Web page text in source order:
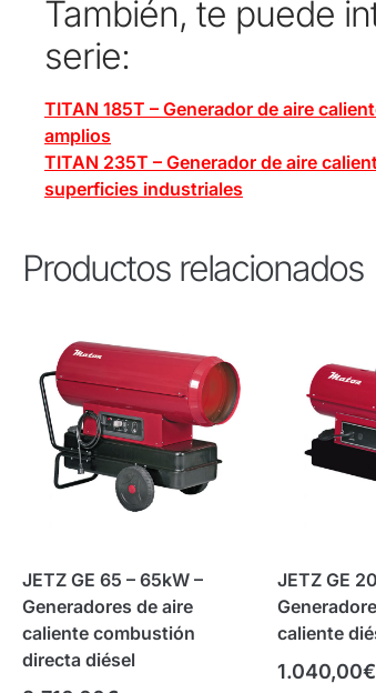
También, te puede
serie:
TITAN 185T – Generador de aire
amplios
TITAN 235T – Generador de aire
superficies industriales
Productos relacionados
JETZ GE 65 – 65kW –
Generadores de aire
caliente combustión
directa diésel
JETZ GE
caliente
1.040,00€